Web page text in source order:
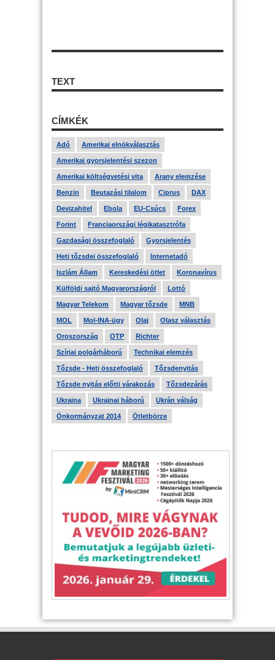
TEXT
CÍMKÉK
Adó Amerikai elnökválasztás
Amerikai gyorsjelentési szezon
Amerikai költségvetési vita Arany elemzése
Benzin Beutazási tilalom Ciprus DAX
Devizahitel Ebola EU-Csúcs Forex
Forint Franciaországi légikatasztrófa
Gazdasági összefoglaló Gyorsjelentés
Heti tőzsdei összefoglaló Internetadó
Iszlám Állam Kereskedési ötlet Koronavírus
Külföldi sajtó Magyarországról Lottó
Magyar Telekom Magyar tőzsde MNB
MOL Mol-INA-ügy Olaj Olasz választás
Oroszország OTP Richter
Szíriai polgárháború Technikai elemzés
Tőzsde - Heti összefoglaló Tőzsdenyitás
Tőzsde nyitás előtti várakozás Tőzsdezárás
Ukrajna Ukrajnai háború Ukrán válság
Önkormányzat 2014 Ötletbörze